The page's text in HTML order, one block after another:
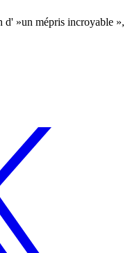
d' »un mépris incroyable »,